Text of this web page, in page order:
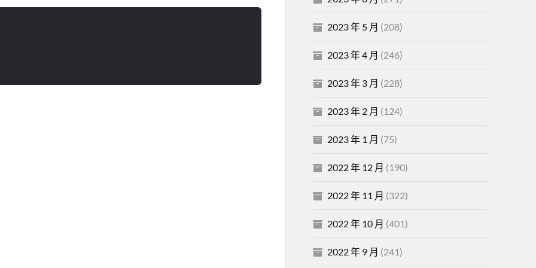
2023 年 5 月 (208)
2023 年 4 月 (246)
2023 年 3 月 (228)
2023 年 2 月 (124)
2023 年 1 月 (75)
2022 年 12 月 (190)
2022 年 11 月 (322)
2022 年 10 月 (401)
2022 年 9 月 (241)